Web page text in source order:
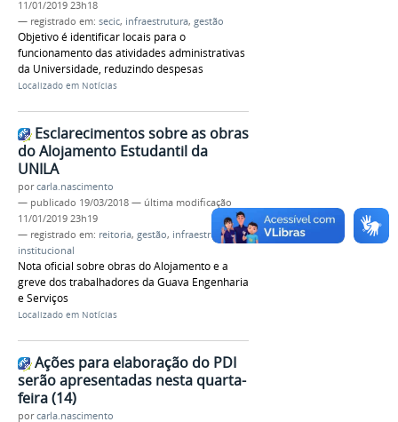
11/01/2019 23h18
— registrado em: secic, infraestrutura, gestão
Objetivo é identificar locais para o
funcionamento das atividades administrativas
da Universidade, reduzindo despesas
Localizado em Notícias
Esclarecimentos sobre as obras
do Alojamento Estudantil da
UNILA
porcarla.nascimento
— publicado 19/03/2018 — última modificação
11/01/2019 23h19
— registrado em: reitoria, gestão, infraestrutura,
institucional
Nota oficial sobre obras do Alojamento e a
greve dos trabalhadores da Guava Engenharia
e Serviços
Localizado em Notícias
Ações para elaboração do PDI
serão apresentadas nesta quarta-
feira (14)
porcarla.nascimento